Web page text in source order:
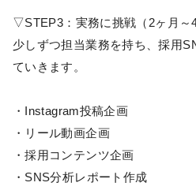
▽STEP3：実務に挑戦（2ヶ月～4
少しずつ担当業務を持ち、採用
ていきます。
・Instagram投稿企画
・リール動画企画
・採用コンテンツ企画
・SNS分析レポート作成